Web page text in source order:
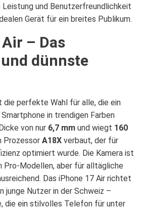
Leistung und Benutzerfreundlichkeit
Gerät für ein breites Publikum.
– Das
dünnste
die perfekte Wahl für alle, die ein
in trendigen Farben
von nur 6,7 mm und wiegt 160
Prozessor A18X verbaut, der für
optimiert wurde. Die Kamera ist
Pro-Modellen, aber für alltägliche
Das iPhone 17 Air richtet
junge Nutzer in der Schweiz –
die ein stilvolles Telefon für unter